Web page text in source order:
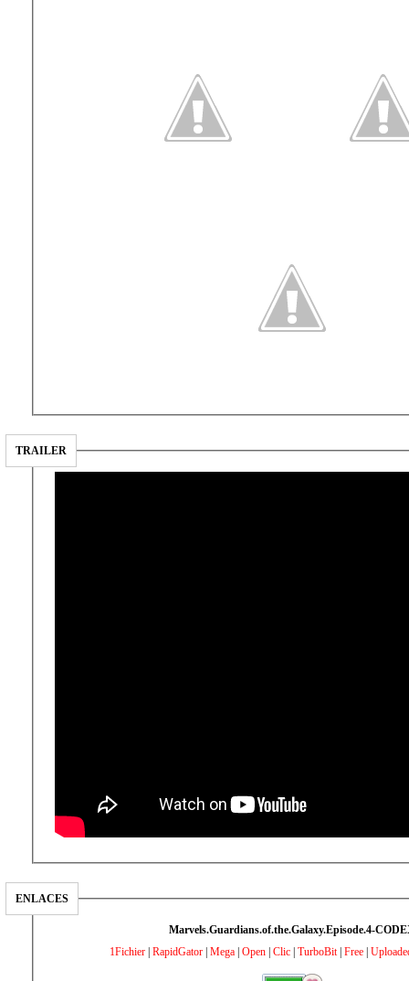
TRAILER
ENLACES
Marvels.Guardians.of.the.Galaxy.Episode.4-
1Fichier| RapidGator| Mega| Open| Clic| TurboBit| Free|